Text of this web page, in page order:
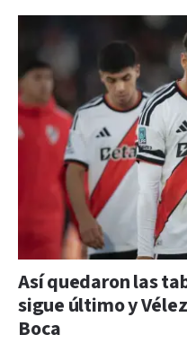
Así quedaron las
sigue último y
Boca